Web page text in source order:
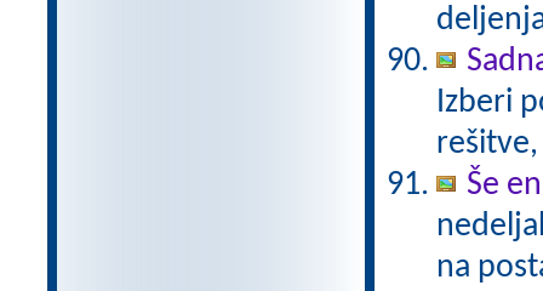
Izberi
Še
na